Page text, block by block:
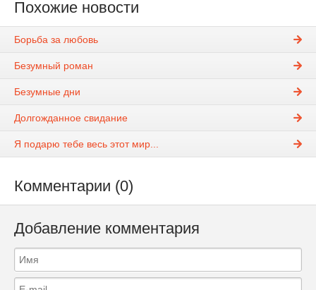
Похожие новости
Борьба за любовь
Безумный роман
Безумные дни
Долгожданное свидание
Я подарю тебе весь этот мир...
Комментарии (0)
Добавление комментария